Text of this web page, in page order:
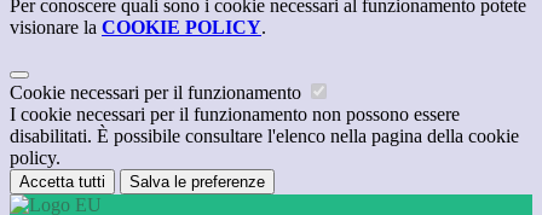
Per conoscere quali sono i cookie necessari al funzionamento potete
visionare la COOKIE POLICY.
Cookie necessari per il funzionamento
I cookie necessari per il funzionamento non possono essere
disabilitati. È possibile consultare l'elenco nella pagina della cookie
policy.
Accetta tutti Salva le preferenze